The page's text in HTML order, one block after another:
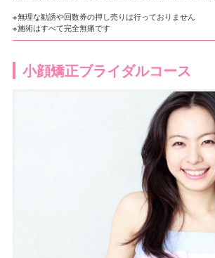
※無理な勧誘や回数券の押し売りは行っておりません
※施術はすべて完全無痛です
小顔矯正ブライダルコース